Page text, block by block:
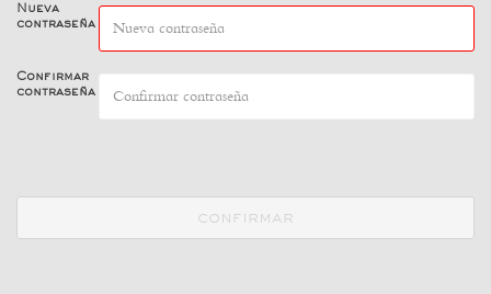
Nueva
contraseña
Confirmar
contraseña
confirmar